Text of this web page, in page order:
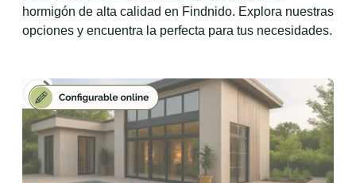
PRECIOS
hormigón de alta calidad en Findnido. Explora nuestras
opciones y encuentra la perfecta para tus necesidades.